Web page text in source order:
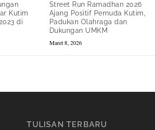
Kutim
di
Street Run Ramadhan 2026
Ajang Positif Pemuda Kutim,
Padukan Olahraga dan
Dukungan UMKM
Maret 8, 2026
TULISAN TERBARU